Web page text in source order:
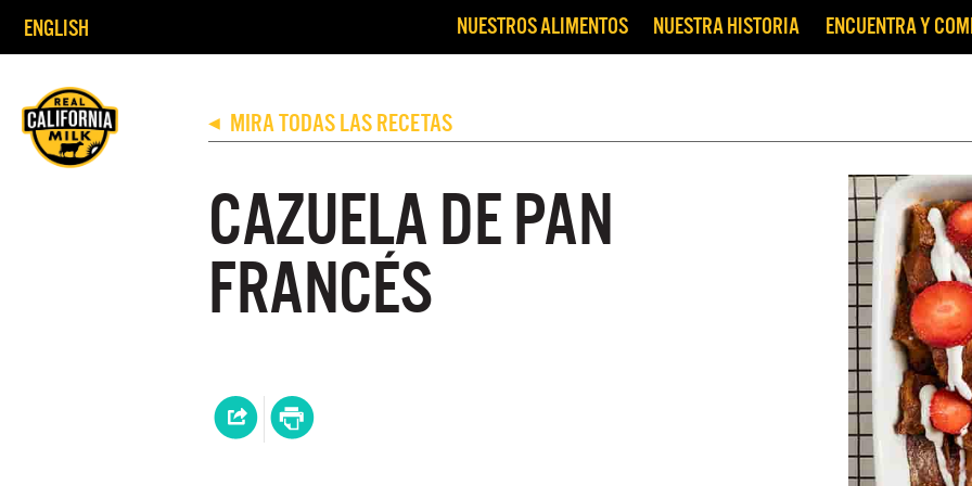
ENGLISH NUESTROS ALIMENTOS NUESTRA HISTORIA ENCUENTRA Y
◀ MIRA TODAS LAS RECETAS
CAZUELA DE PAN
FRANCÉS